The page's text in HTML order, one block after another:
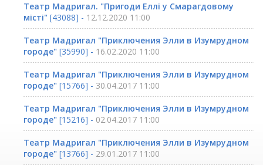
Театр Мадригал. "Пригоди Еллі у Смарагдовому
місті" [43088] - 12.12.2020 11:00
Театр Мадригал "Приключения Элли в Изумрудном
городе" [35990] - 16.02.2020 11:00
Театр Мадригал "Приключения Элли в Изумрудном
городе" [15766] - 30.04.2017 11:00
Театр Мадригал "Приключения Элли в Изумрудном
городе" [15216] - 02.04.2017 11:00
Театр Мадригал "Приключения Элли в Изумрудном
городе" [13766] - 29.01.2017 11:00